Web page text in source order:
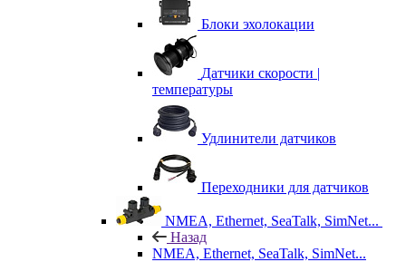
Блоки эхолокации
Датчики скорости |
температуры
Удлинители датчиков
Переходники для датчиков
NMEA, Ethernet, SeaTalk, SimNet...
Назад
NMEA, Ethernet, SeaTalk, SimNet...